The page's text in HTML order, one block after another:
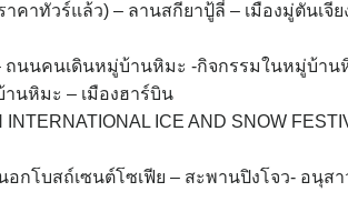
าทัวร์แล้ว) – ลานสกียาปู้ลี่ – เมืองมู่ตันเจีย
นนคนเดินหมู่บ้านหิมะ -กิจกรรมในหมู่บ้าน
หิมะ – เมืองฮาร์บิน
ICE AND SNOW
บสถ์เซนต์โซเฟีย – สะพานปิงโจว- อนุสา